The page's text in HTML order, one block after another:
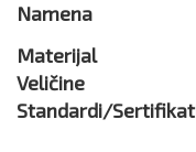
Namena
Materijal
Veličine
Standardi/